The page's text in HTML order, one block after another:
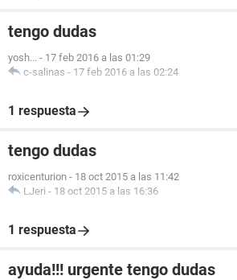
tengo dudas
yosh... - 17 feb 2016 a las 01:29
c-salinas - 17 feb 2016 a las 02:24
1 respuesta
tengo dudas
roxicenturion - 18 oct 2015 a las 11:42
LJeri - 18 oct 2015 a las 16:36
1 respuesta
ayuda!!! urgente tengo dudas